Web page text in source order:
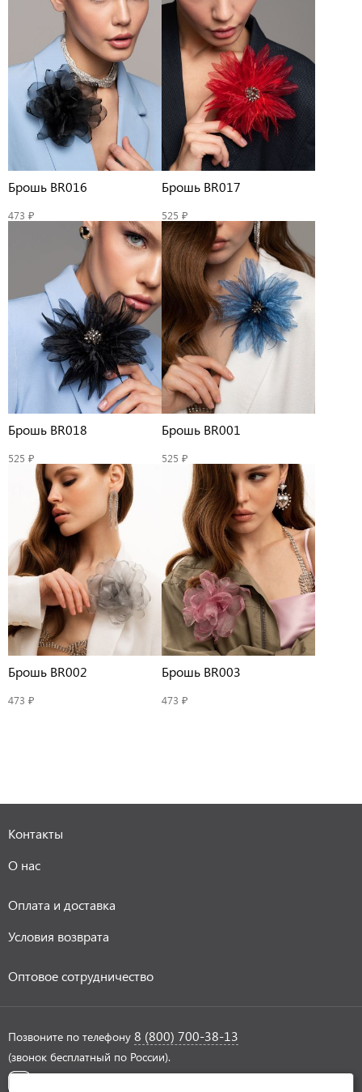
Брошь BR016
473 ₽
Брошь BR017
525 ₽
Брошь BR018
525 ₽
Брошь BR001
525 ₽
Брошь BR002
473 ₽
Брошь BR003
473 ₽
Контакты
О нас
Оплата и доставка
Условия возврата
Оптовое сотрудничество
Позвоните по телефону 8 (800) 700-38-13
(звонок бесплатный по России).